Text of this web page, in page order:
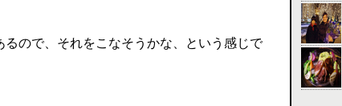
ので、それをこなそうかな、という感じで